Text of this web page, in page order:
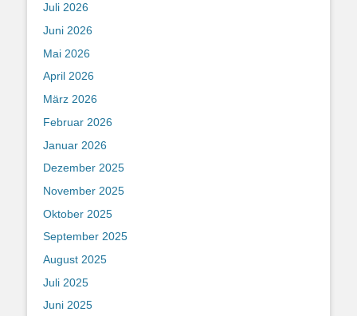
Juli 2026
Juni 2026
Mai 2026
April 2026
März 2026
Februar 2026
Januar 2026
Dezember 2025
November 2025
Oktober 2025
September 2025
August 2025
Juli 2025
Juni 2025